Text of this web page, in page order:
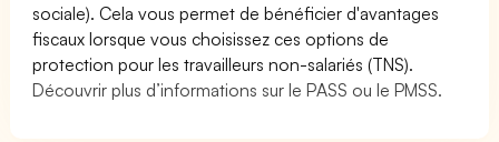
sociale). Cela vous permet de bénéficier d'avantages
fiscaux lorsque vous choisissez ces options de
protection pour les travailleurs non-salariés (TNS).
Découvrir plus d’informations sur le PASS ou le PMSS.